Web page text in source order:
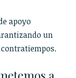
apoyo
un